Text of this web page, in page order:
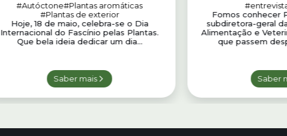
#Autóctone#Plantas aromáticas
#Plantas de exterior
Hoje, 18 de maio, celebra-se o Dia
Internacional do Fascínio pelas Plantas.
Que bela ideia dedicar um dia...
Saber mais
Fomos conhecer
subdiretora-geral
Alimentação e
que passem
Saber